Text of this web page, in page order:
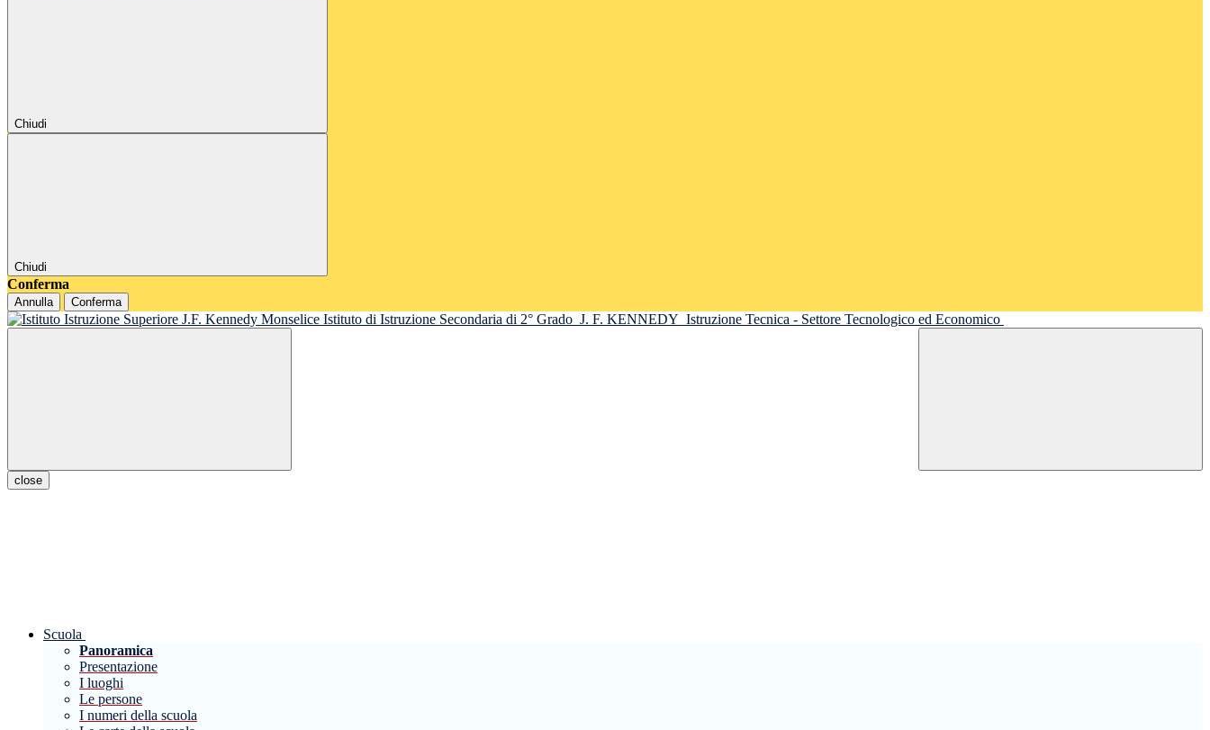
Chiudi
Chiudi
Conferma
Annulla Conferma
Istituto di Istruzione Secondaria di 2° Grado J. F. KENNEDY Istruzione Tecnica - Settore Tecnologico ed Economico
close
Scuola
Panoramica
Presentazione
I luoghi
Le persone
I numeri della scuola